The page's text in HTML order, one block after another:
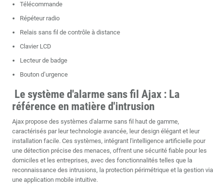
Télécommande
Répéteur radio
Relais sans fil de contrôle à distance
Clavier LCD
Lecteur de badge
Bouton d’urgence
Le système d'alarme sans fil Ajax : La
référence en matière d'intrusion
Ajax propose des systèmes d'alarme sans fil haut de gamme,
caractérisés par leur technologie avancée, leur design élégant et leur
installation facile. Ces systèmes, intégrant l'intelligence artificielle pour
une détection précise des menaces, offrent une sécurité fiable pour les
domiciles et les entreprises, avec des fonctionnalités telles que la
reconnaissance des intrusions, la protection périmétrique et la gestion via
une application mobile intuitive.